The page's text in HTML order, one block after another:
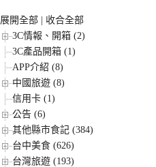
展開全部
收合全部
3C情報、開箱 (2)
3C產品開箱 (1)
APP介紹 (8)
中國旅遊 (8)
信用卡 (1)
公告 (6)
其他縣市食記 (384)
台中美食 (626)
台灣旅遊 (193)